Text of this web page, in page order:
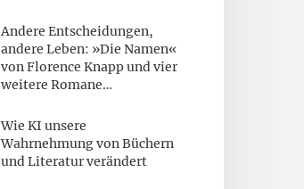
Andere Entscheidungen,
andere Leben: »Die Namen«
von Florence Knapp und vier
weitere Romane…
Wie KI unsere
Wahrnehmung von Büchern
und Literatur verändert